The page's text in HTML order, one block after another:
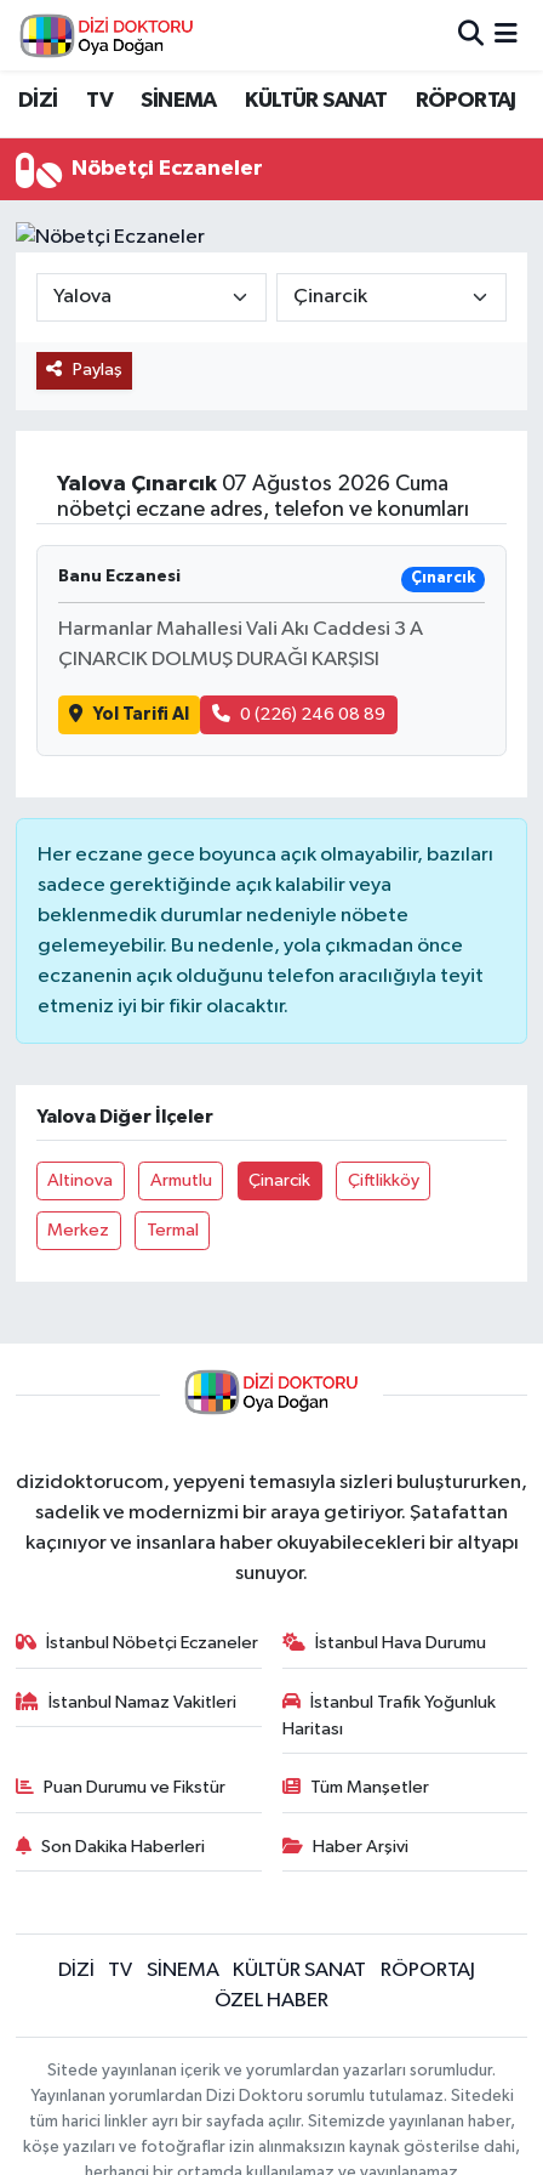
DİZİ TV SİNEMA KÜLTÜR SANAT RÖPORTAJ
Nöbetçi Eczaneler
Paylaş
Yalova Çınarcık07 Ağustos 2026 Cuma
nöbetçi eczane adres, telefon ve konumları
Banu Eczanesi Çınarcık
Harmanlar Mahallesi Vali Akı Caddesi 3 A
ÇINARCIK DOLMUŞ DURAĞI KARŞISI
Yol Tarifi Al 0 (226) 246 08 89
Her eczane gece boyunca açık olmayabilir, bazıları
sadece gerektiğinde açık kalabilir veya
beklenmedik durumlar nedeniyle nöbete
gelemeyebilir. Bu nedenle, yola çıkmadan önce
eczanenin açık olduğunu telefon aracılığıyla teyit
etmeniz iyi bir fikir olacaktır.
Yalova Diğer İlçeler
Altinova Armutlu Çinarcik Çiftlikköy
Merkez Termal
dizidoktorucom, yepyeni temasıyla sizleri buluştururken,
sadelik ve modernizmi bir araya getiriyor. Şatafattan
kaçınıyor ve insanlara haber okuyabilecekleri bir altyapı
sunuyor.
İstanbul Nöbetçi Eczaneler İstanbul Hava Durumu
İstanbul Namaz Vakitleri
İstanbul Trafik Yoğunluk
Haritası
Puan Durumu ve Fikstür Tüm Manşetler
Son Dakika Haberleri Haber Arşivi
DİZİ TV SİNEMA KÜLTÜR SANAT
RÖPORTAJ
ÖZEL HABER
Sitede yayınlanan içerik ve yorumlardan yazarları sorumludur.
Yayınlanan yorumlardan Dizi Doktoru sorumlu tutulamaz. Sitedeki
tüm harici linkler ayrı bir sayfada açılır. Sitemizde yayınlanan haber,
köşe yazıları ve fotoğraflar izin alınmaksızın kaynak gösterilse dahi,
İstanbul Nöbetçi Eczaneler
İstanbul Trafik Yoğunluk Haritası
Haber Arşivi